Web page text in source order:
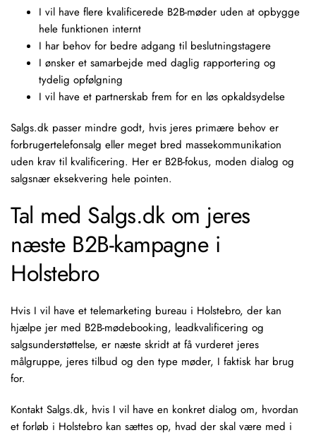
I vil have flere kvalificerede B2B-møder uden at opbygge
hele funktionen internt
I har behov for bedre adgang til beslutningstagere
I ønsker et samarbejde med daglig rapportering og
tydelig opfølgning
I vil have et partnerskab frem for en løs opkaldsydelse
Salgs.dk passer mindre godt, hvis jeres primære behov er
forbrugertelefonsalg eller meget bred massekommunikation
uden krav til kvalificering. Her er B2B-fokus, moden dialog og
salgsnær eksekvering hele pointen.
Tal med Salgs.dk om jeres
næste B2B-kampagne i
Holstebro
Hvis I vil have et telemarketing bureau i Holstebro, der kan
hjælpe jer med B2B-mødebooking, leadkvalificering og
salgsunderstøttelse, er næste skridt at få vurderet jeres
målgruppe, jeres tilbud og den type møder, I faktisk har brug
for.
Kontakt Salgs.dk, hvis I vil have en konkret dialog om, hvordan
et forløb i Holstebro kan sættes op, hvad der skal være med i